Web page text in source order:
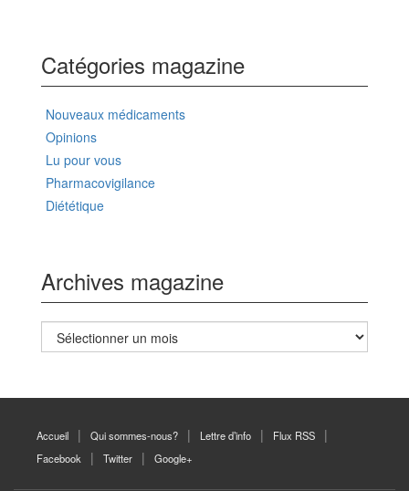
Catégories magazine
Nouveaux médicaments
Opinions
Lu pour vous
Pharmacovigilance
Diététique
Archives magazine
Archives
magazine
Accueil Qui sommes-nous? Lettre d’info
Flux RSS
Facebook
Twitter Google+